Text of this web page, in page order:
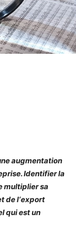
augmentation
Identifier la
multiplier sa
de l‘export
qui est un